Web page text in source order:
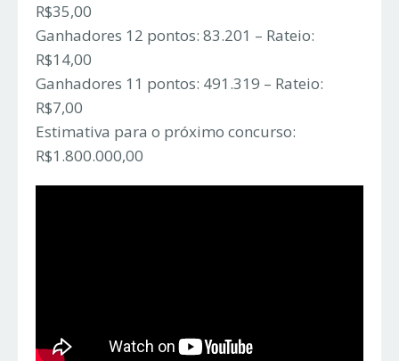
R$35,00
Ganhadores 12 pontos: 83.201 – Rateio:
R$14,00
Ganhadores 11 pontos: 491.319 – Rateio:
R$7,00
Estimativa para o próximo concurso:
R$1.800.000,00